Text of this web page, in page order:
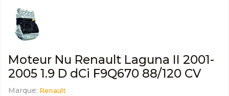
Moteur Nu Renault Laguna II 2001-
2005 1.9 D dCi F9Q670 88/120 CV
Marque: Renault